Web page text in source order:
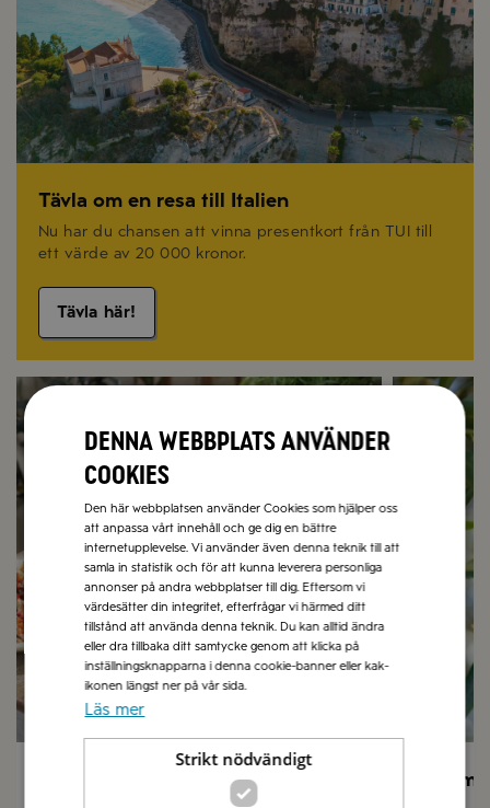
Tävla om en resa till Italien
Nu har du chansen att vinna presentkort från TUI till
ett värde av 20 000 kronor.
Tävla här!
Recept på sommarmat Olivolja
Låt
Denna webbplats använder
cookies
Den här webbplatsen använder Cookies som hjälper oss
att anpassa vårt innehåll och ge dig en bättre
internetupplevelse. Vi använder även denna teknik till att
samla in statistik och för att kunna leverera personliga
annonser på andra webbplatser till dig. Eftersom vi
värdesätter din integritet, efterfrågar vi härmed ditt
tillstånd att använda denna teknik. Du kan alltid ändra
eller dra tillbaka ditt samtycke genom att klicka på
inställningsknapparna i denna cookie-banner eller kak-
ikonen längst ner på vår sida.
Läs mer
Strikt nödvändigt